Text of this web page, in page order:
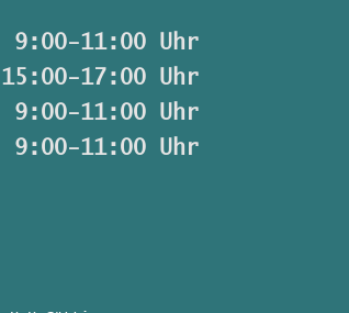
9:00-11:00 Uhr
17:00 Uhr
9:00-11:00 Uhr
11:00 Uhr